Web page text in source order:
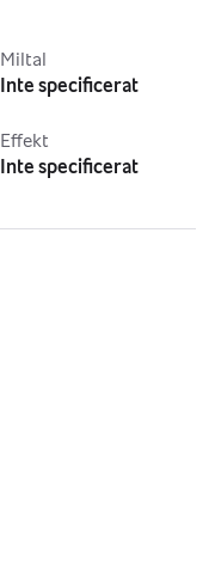
Miltal
Inte specificerat
Effekt
Inte specificerat